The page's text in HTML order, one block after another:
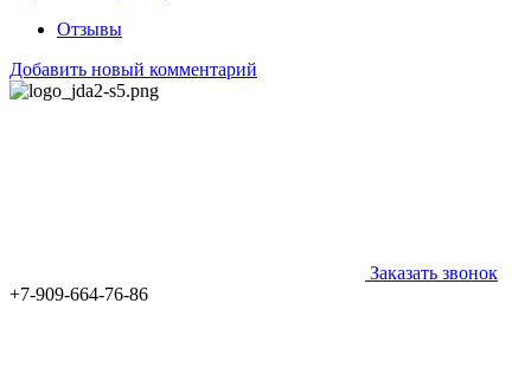
Отзывы
Добавить новый комментарий
Заказать звонок
+7-909-664-76-86